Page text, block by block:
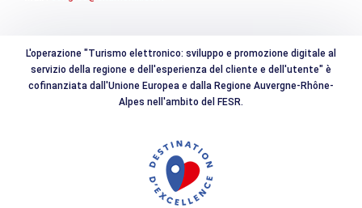
L'operazione "Turismo elettronico: sviluppo e promozione digitale al
servizio della regione e dell'esperienza del cliente e dell'utente" è
cofinanziata dall'Unione Europea e dalla Regione Auvergne-Rhône-
Alpes nell'ambito del FESR.